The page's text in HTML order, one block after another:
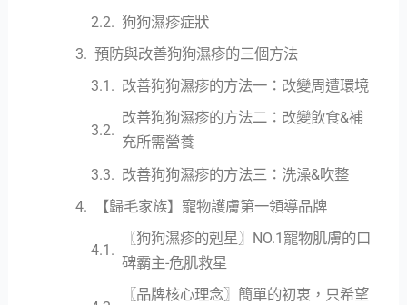
狗狗濕疹症狀
預防與改善狗狗濕疹的三個方法
改善狗狗濕疹的方法一：改變周遭環境
改善狗狗濕疹的方法二：改變飲食&補
充所需營養
改善狗狗濕疹的方法三：洗澡&吹整
【歸毛家族】寵物護膚第一領導品牌
〖狗狗濕疹的剋星〗NO.1寵物肌膚的口
碑霸主-危肌救星
〖品牌核心理念〗簡單的初衷，只希望